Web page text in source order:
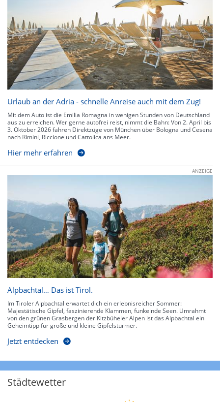
Urlaub an der Adria - schnelle Anreise auch mit dem Zug!
Mit dem Auto ist die Emilia Romagna in wenigen Stunden von Deutschland
aus zu erreichen. Wer gerne autofrei reist, nimmt die Bahn: Von 2. April bis
3. Oktober 2026 fahren Direktzüge von München über Bologna und Cesena
nach Rimini, Riccione und Cattolica ans Meer.
Hier mehr erfahren
ANZEIGE
Alpbachtal… Das ist Tirol.
Im Tiroler Alpbachtal erwartet dich ein erlebnisreicher Sommer:
Majestätische Gipfel, faszinierende Klammen, funkelnde Seen. Umrahmt
von den grünen Grasbergen der Kitzbüheler Alpen ist das Alpbachtal ein
Geheimtipp für große und kleine Gipfelstürmer.
Jetzt entdecken
Städtewetter